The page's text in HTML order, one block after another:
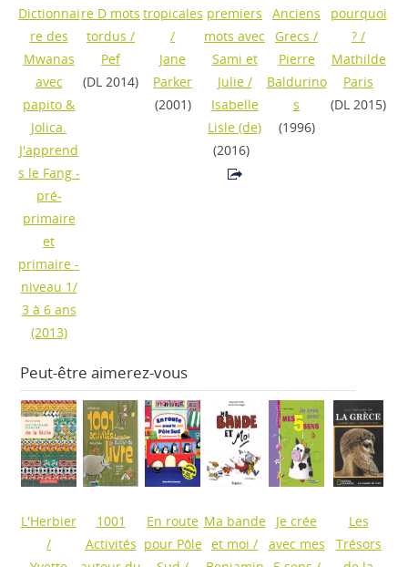
Dictionnai
re des
Mwanas
avec
papito &
Jolica.
J'apprend
s le Fang -
pré-
primaire
et
primaire -
niveau 1/
3 à 6 ans
(2013)
re D mots
tordus /
Pef
(DL 2014)
tropicales
/
Jane
Parker
(2001)
premiers
mots avec
Sami et
Julie/
Isabelle
Lisle (de)
(2016)
Anciens
Grecs /
Pierre
Baldurino
s
(1996)
pourquoi
? /
Mathilde
Paris
(DL 2015)
Peut-être aimerez-vous
L'Herbier
/
1001
Activités
En route
pour Pôle
Ma bande
et moi /
Je crée
avec mes
Les
Trésors